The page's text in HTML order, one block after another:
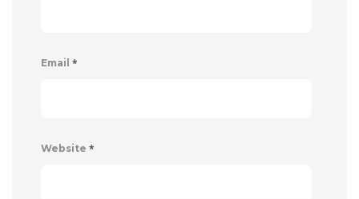
Email *
Website *